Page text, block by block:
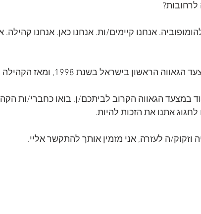
אנחנו קיימים/ות. אנחנו כאן. אנחנו קהילה.
בישראל בשנת 1998, ומאז הקהילה פרצה והתחזקה.
במצעד הגאווה הקרוב לביתכם/ן. בואו כחברי/ות
אתנו את הזכות להיות.
ה לעזרה, אני מזמין אותך להתקשר אליי.